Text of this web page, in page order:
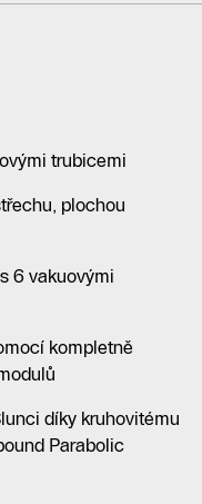
trubicemi
plochou
6 vakuovými
kompletně
díky kruhovitému
Parabolic